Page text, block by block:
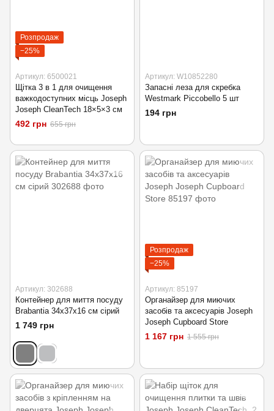
Розпродаж
−25%
Артикул: 6500021
Щітка 3 в 1 для очищення
важкодоступних місць Joseph
Joseph CleanTech 18×5×3 см
492 грн 655 грн
Артикул: W10852280
Запасні леза для скребка
Westmark Piccobello 5 шт
194 грн
Артикул: 302688
Контейнер для миття посуду
Brabantia 34х37х16 см сірий
1 749 грн
Розпродаж
−25%
Артикул: 85197
Органайзер для миючих
засобів та аксесуарів Joseph
Joseph Cupboard Store
1 167 грн 1 555 грн